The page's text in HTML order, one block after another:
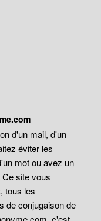
d'un mail, d'un
éviter les
mot ou avez un
site vous
tous les
de conjugaison de